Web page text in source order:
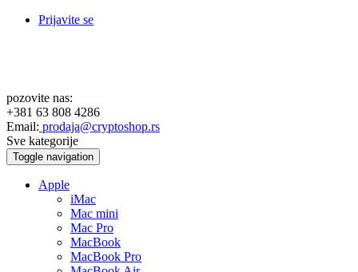
Prijavite se
pozovite nas:
+381 63 808 4286
Email: prodaja@cryptoshop.rs
Sve kategorije
Toggle navigation
Apple
iMac
Mac mini
Mac Pro
MacBook
MacBook Pro